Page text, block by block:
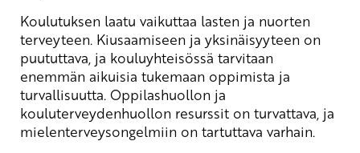
Koulutuksen laatu vaikuttaa lasten ja nuorten
terveyteen. Kiusaamiseen ja yksinäisyyteen on
puututtava, ja kouluyhteisössä tarvitaan
enemmän aikuisia tukemaan oppimista ja
turvallisuutta. Oppilashuollon ja
kouluterveydenhuollon resurssit on turvattava, ja
mielenterveysongelmiin on tartuttava varhain.